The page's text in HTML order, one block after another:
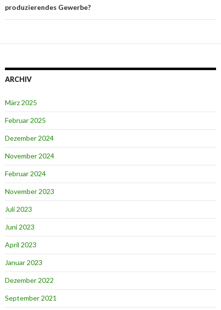
produzierendes Gewerbe?
ARCHIV
März 2025
Februar 2025
Dezember 2024
November 2024
Februar 2024
November 2023
Juli 2023
Juni 2023
April 2023
Januar 2023
Dezember 2022
September 2021